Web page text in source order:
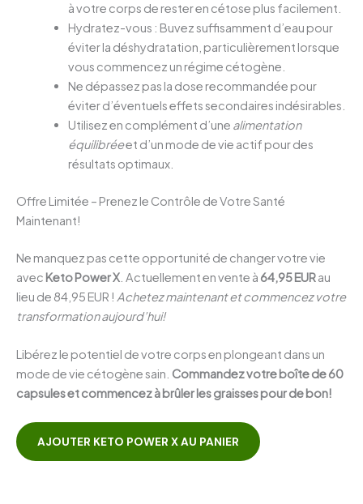
à votre corps de rester en cétose plus facilement.
Hydratez-vous : Buvez suffisamment d’eau pour
éviter la déshydratation, particulièrement lorsque
vous commencez un régime cétogène.
Ne dépassez pas la dose recommandée pour
éviter d’éventuels effets secondaires indésirables.
Utilisez en complément d’une alimentation
équilibréeet d’un mode de vie actif pour des
résultats optimaux.
Offre Limitée – Prenez le Contrôle de Votre Santé
Maintenant!
Ne manquez pas cette opportunité de changer votre vie
avec Keto Power X . Actuellement en vente à 64,95 EURau
lieu de 84,95 EUR ! Achetez maintenant et commencez votre
transformation aujourd’hui!
Libérez le potentiel de votre corps en plongeant dans un
mode de vie cétogène sain. Commandez votre boîte de 60
capsules et commencez à brûler les graisses pour de bon!
AJOUTER KETO POWER X AU PANIER